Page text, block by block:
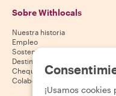
Sobre Withlocals
Nuestra historia
Empleo
Sostenibilidad
Destinos
Cheques regalo
Colabora con nosotros
¡Usamos